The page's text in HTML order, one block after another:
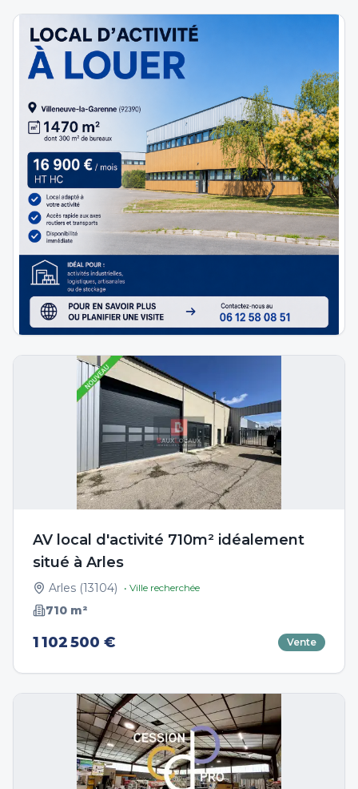
AV local d'activité 710m² idéalement
situé à Arles
Arles (13104) • Ville recherchée
710 m²
1 102 500 € Vente